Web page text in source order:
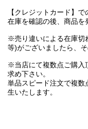
【クレジットカード】で
在庫を確認の後、商品を
※売り違いによる在庫切
等)がございましたら、
※当店にて複数点ご購入
求め下さい。
単品スピード注文で複数
生いたします。